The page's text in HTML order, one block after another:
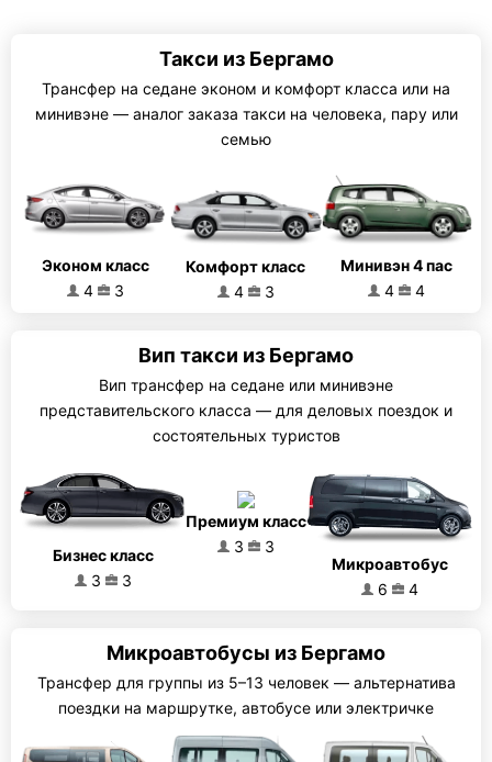
Такси из Бергамо
Трансфер на седане эконом и комфорт класса или на
минивэне — аналог заказа такси на человека, пару или
семью
Эконом класс
4
3
Комфорт класс
4
3
Минивэн 4 пас
4
4
Вип такси из Бергамо
Вип трансфер на седане или минивэне
представительского класса — для деловых поездок и
состоятельных туристов
Бизнес класс
3
3
Премиум класс
3
3
Микроавтобус
6
4
Микроавтобусы из Бергамо
Трансфер для группы из 5–13 человек — альтернатива
поездки на маршрутке, автобусе или электричке